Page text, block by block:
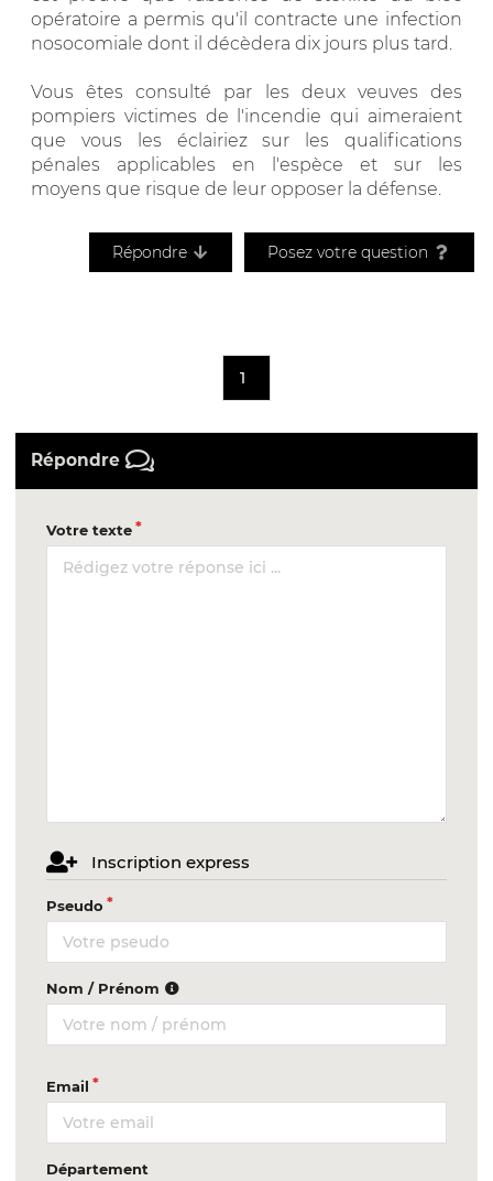
opératoire a permis qu'il contracte une infection
nosocomiale dont il décèdera dix jours plus tard.
Vous êtes consulté par les deux veuves des
pompiers victimes de l'incendie qui aimeraient
que vous les éclairiez sur les qualifications
pénales applicables en l'espèce et sur les
moyens que risque de leur opposer la défense.
Répondre Posez votre question
1
Répondre
Votre texte
Inscription express
Pseudo
Nom / Prénom
Email
Département